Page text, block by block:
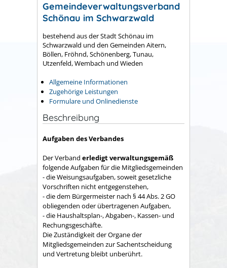
Gemeindeverwaltungsverband
Schönau im Schwarzwald
bestehend aus der Stadt Schönau im
Schwarzwald und den Gemeinden Aitern,
Böllen, Fröhnd, Schönenberg, Tunau,
Utzenfeld, Wembach und Wieden
Allgemeine Informationen
Zugehörige Leistungen
Formulare und Onlinedienste
Beschreibung
Aufgaben des Verbandes
Der Verband erledigt verwaltungsgemäß
folgende Aufgaben für die Mitgliedsgemeinden
- die Weisungsaufgaben, soweit gesetzliche
Vorschriften nicht entgegenstehen,
- die dem Bürgermeister nach § 44 Abs. 2 GO
obliegenden oder übertragenen Aufgaben,
- die Haushaltsplan-, Abgaben-, Kassen- und
Rechungs­geschäfte.
Die Zuständigkeit der Organe der
Mitgliedsgemeinden zur Sachent­scheidung
und Vertretung bleibt unberührt.